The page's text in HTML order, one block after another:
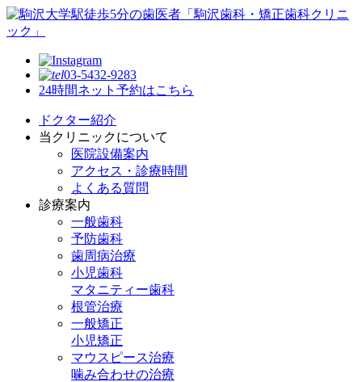
03-5432-9283
24時間ネット予約はこちら
ドクター紹介
当クリニックについて
医院設備案内
アクセス・診療時間
よくある質問
診療案内
一般歯科
予防歯科
歯周病治療
小児歯科
マタニティー歯科
根管治療
一般矯正
小児矯正
マウスピース治療
噛み合わせの治療